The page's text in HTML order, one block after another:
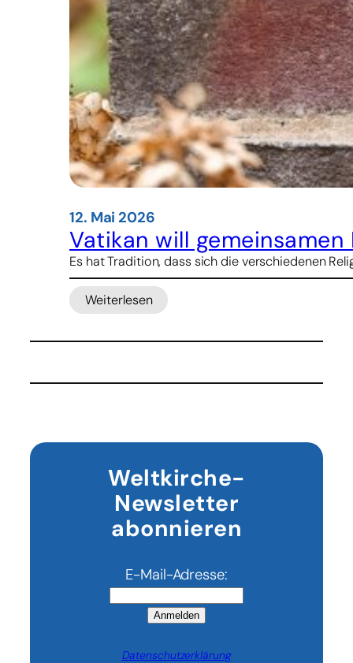
12. Mai 2026
Vatikan will
Es hat Tradition, dass sich die verschiedenen
Weiterlesen
:
will
Buddhisten
Weltkirche-
Newsletter
abonnieren
E-Mail-Adresse:
Anmelden
Datenschutzerklärung